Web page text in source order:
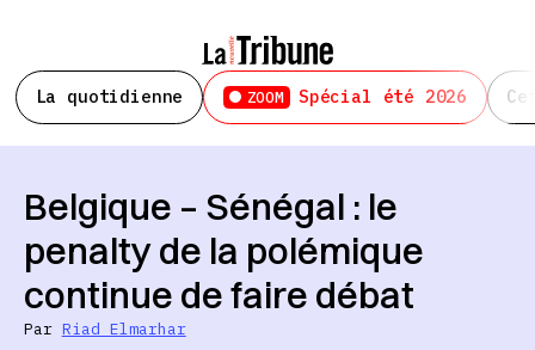
La quotidienne ZOOM Spécial été 2026
Belgique – Sénégal : le
penalty de la polémique
continue de faire débat
Par Riad Elmarhar